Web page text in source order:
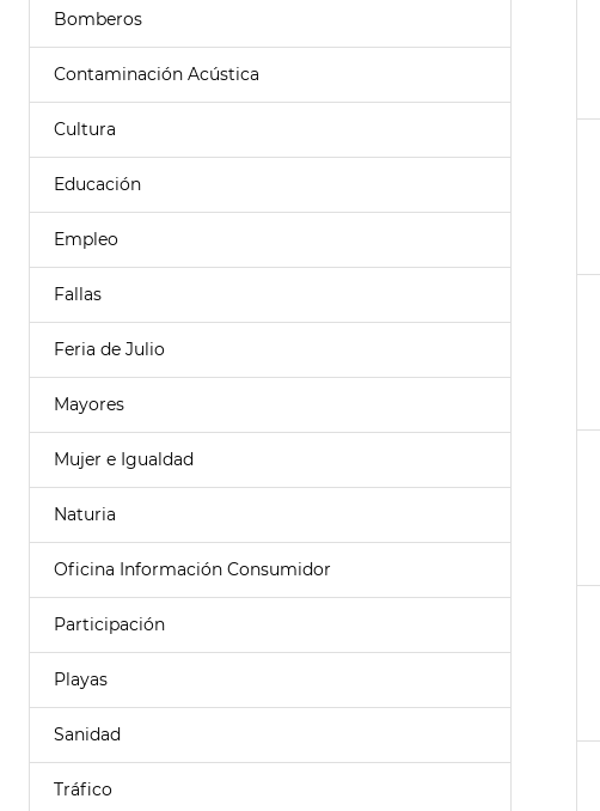
Bomberos
Contaminación Acústica
Cultura
Educación
Empleo
Fallas
Feria de Julio
Mayores
Mujer e Igualdad
Naturia
Oficina Información Consumidor
Participación
Playas
Sanidad
Tráfico